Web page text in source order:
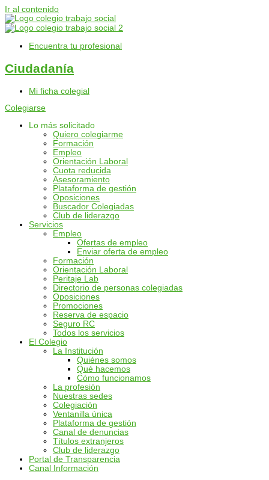
Ir al contenido
Encuentra tu profesional
Ciudadanía
Mi ficha colegial
Colegiarse
Lo más solicitado
Quiero colegiarme
Formación
Empleo
Orientación Laboral
Cuota reducida
Asesoramiento
Plataforma de gestión
Oposiciones
Buscador Colegiadas
Club de liderazgo
Servicios
Empleo
Ofertas de empleo
Enviar oferta de empleo
Formación
Orientación Laboral
Peritaje Lab
Directorio de personas colegiadas
Oposiciones
Promociones
Reserva de espacio
Seguro RC
Todos los servicios
El Colegio
La Institución
Quiénes somos
Qué hacemos
Cómo funcionamos
La profesión
Nuestras sedes
Colegiación
Ventanilla única
Plataforma de gestión
Canal de denuncias
Títulos extranjeros
Club de liderazgo
Portal de Transparencia
Canal Información